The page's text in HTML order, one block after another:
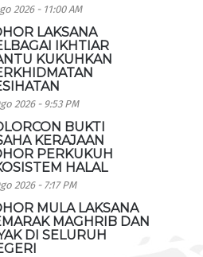
2026 - 11:00 AM
LAKSANA
IKHTIAR
KUKUHKAN
2026 - 9:53 PM
BUKTI
KERAJAAN
PERKUKUH
HALAL
2026 - 7:17 PM
MULA LAKSANA
MAGHRIB DAN
DI SELURUH